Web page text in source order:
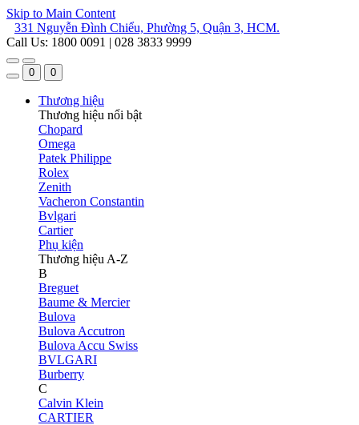
Skip to Main Content
331 Nguyễn Đình Chiểu, Phường 5, Quận 3, HCM.
Call Us: 1800 0091 | 028 3833 9999
0 0
Thương hiệu
Thương hiệu nổi bật
Chopard
Omega
Patek Philippe
Rolex
Zenith
Vacheron Constantin
Bvlgari
Cartier
Phụ kiện
Thương hiệu A-Z
B
Breguet
Baume & Mercier
Bulova
Bulova Accutron
Bulova Accu Swiss
BVLGARI
Burberry
C
Calvin Klein
CARTIER